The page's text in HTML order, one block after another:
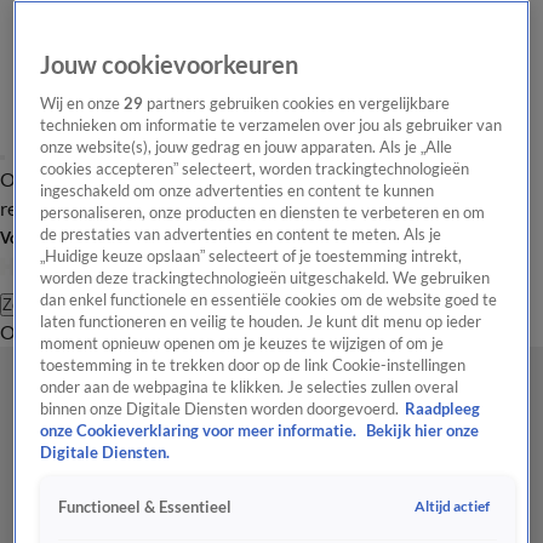
Overzicht Laatste nieuws Regionieuws Het beste van Hart
Tip de
redactie
Volg Hart van Nederland
Zoeken
OverzichtRegioUitzendingenWeerTip de redactiePanelVideo's
Jouw cookievoorkeuren
Wij en onze29 partners gebruiken cookies en vergelijkbare
technieken om informatie te verzamelen over jou als gebruiker van
onze website(s), jouw gedrag en jouw apparaten. Als je „Alle
cookies accepteren” selecteert, worden trackingtechnologieën
ingeschakeld om onze advertenties en content te kunnen
personaliseren, onze producten en diensten te verbeteren en om
de prestaties van advertenties en content te meten. Als je
„Huidige keuze opslaan” selecteert of je toestemming intrekt,
worden deze trackingtechnologieën uitgeschakeld. We gebruiken
dan enkel functionele en essentiële cookies om de website goed te
laten functioneren en veilig te houden. Je kunt dit menu op ieder
moment opnieuw openen om je keuzes te wijzigen of om je
toestemming in te trekken door op de link Cookie-instellingen
onder aan de webpagina te klikken. Je selecties zullen overal
binnen onze Digitale Diensten worden doorgevoerd. Raadpleeg
onze Cookieverklaring voor meer informatie.
Bekijk hier onze
Digitale Diensten.
Functioneel & Essentieel Altijd actief